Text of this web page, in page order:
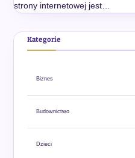
strony internetowej jest…
Kategorie
Biznes
Budownictwo
Dzieci